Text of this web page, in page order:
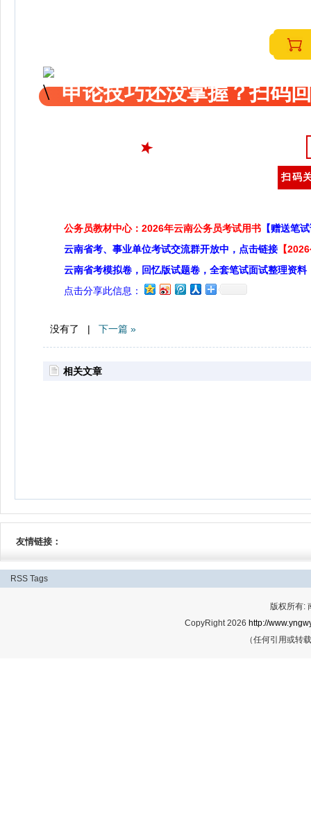
申论技巧还没掌握？扫码
扫码
公务员教材中心：2026年云南公务员考试用书 【赠送笔
云南省考、事业单位考试交流群开放中，点击链接 【
云南省考模拟卷，回忆版试题卷，全套笔试面试整理资料
点击分享此信息：
没有了 | 下一篇 »
相关文章
友情链接：
RSS Tags
版权所有:
CopyRight 2026 http://
（任何引用或转